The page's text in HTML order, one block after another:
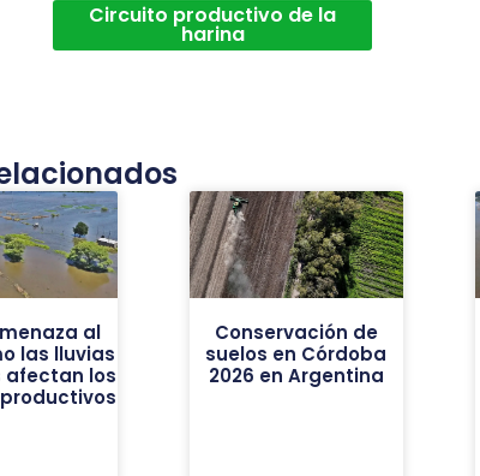
Circuito productivo de la
harina
al
las lluvias
afectan los
Conservación de
suelos en Córdoba
2026 en Argentina